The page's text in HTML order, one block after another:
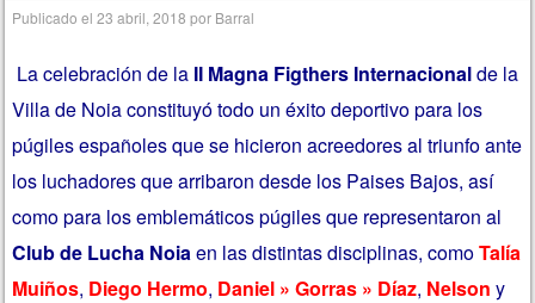
Publicado el23 abril, 2018 por Barral
La celebración de la II Magna Figthers Internacionalde la
Villa de Noia constituyó todo un éxito deportivo para los
púgiles españoles que se hicieron acreedores al triunfo ante
los luchadores que arribaron desde los Paises Bajos, así
como para los emblemáticos púgiles que representaron al
Club de Lucha Noiaen las distintas disciplinas, comoTalía
Muiños, Diego Hermo, Daniel » Gorras » Díaz, Nelson y